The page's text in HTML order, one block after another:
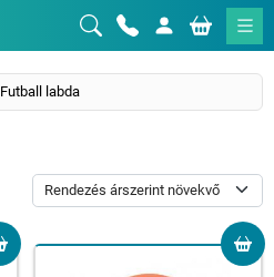
Futball labda